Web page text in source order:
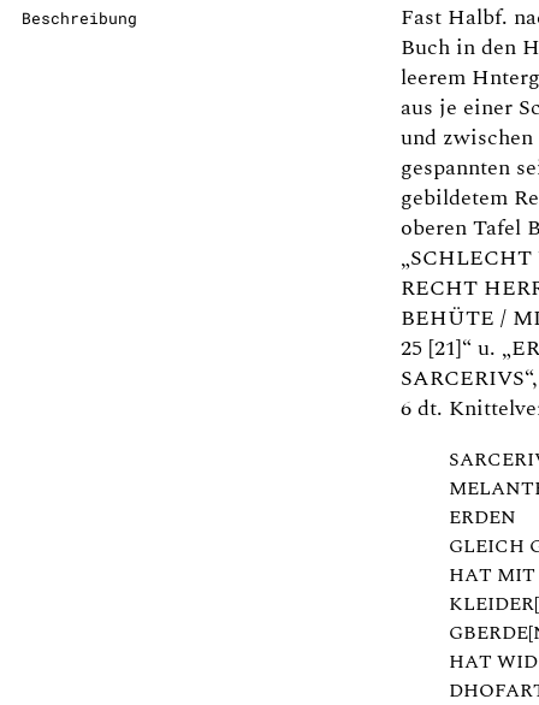
Beschreibung
Fast Halbf.
Buch in den
leerem
aus je einer
und zwischen
gespannten
gebildetem
oberen Tafel
RECHT
BEHÜTE /
25 [21]“ u.
6 dt.
ERDEN
GLEICH
HAT MIT
HAT